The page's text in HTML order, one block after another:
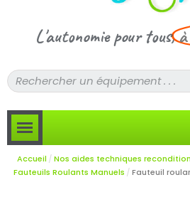
L'autonomie pour tous,
Accueil Nos aides techniques
Fauteuils Roulants Manuels
Fauteuil